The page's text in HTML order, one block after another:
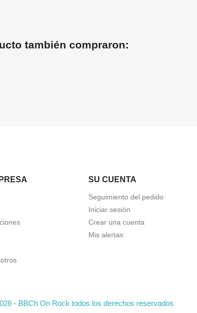
también compraron:
SU CUENTA
Seguimiento del pedido
Iniciar sesión
Crear una cuenta
Mis alertas
- BBCh On Rock todos los derechos reservados